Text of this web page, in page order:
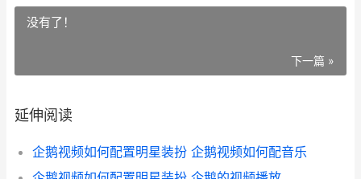
没有了！
下一篇 »
延伸阅读
企鹅视频如何配置明星装扮 企鹅视频如何配音乐